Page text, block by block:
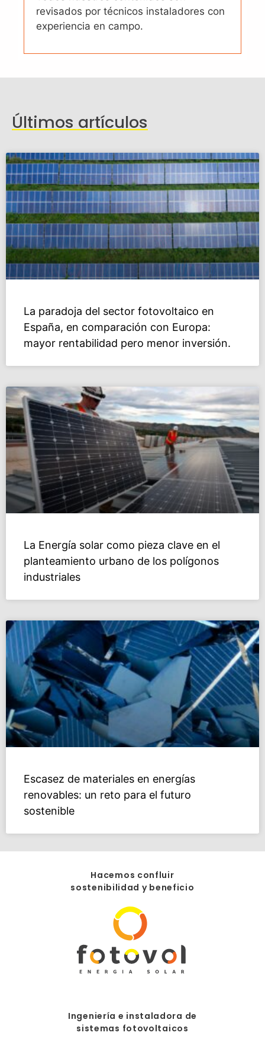
revisados por técnicos instaladores con
experiencia en campo.
Últimos artículos
La paradoja del sector fotovoltaico en
España, en comparación con Europa:
mayor rentabilidad pero menor inversión.
La Energía solar como pieza clave en el
planteamiento urbano de los polígonos
industriales
Escasez de materiales en energías
renovables: un reto para el futuro
sostenible
Hacemos confluir
sostenibilidad y beneficio
Ingeniería e instaladora de
sistemas fotovoltaicos